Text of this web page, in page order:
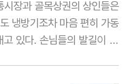
시장과 골목상권의 상인들은
냉방기조차 마음 편히 가동
있다. 손님들의 발길이 끊